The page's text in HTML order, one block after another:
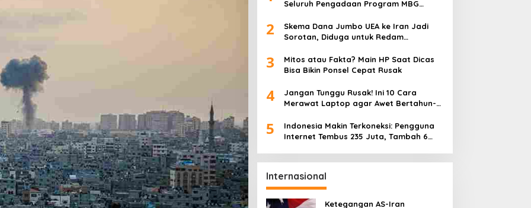
Seluruh Pengadaan Program MBG
2
Skema Dana Jumbo UEA ke Iran Jadi
Sorotan, Diduga untuk Redam
3
Mitos atau Fakta? Main HP Saat Dicas
Bisa Bikin Ponsel Cepat Rusak
4
Jangan Tunggu Rusak! Ini 10 Cara
Merawat Laptop agar Awet Bertahun-
5
Indonesia Makin Terkoneksi: Pengguna
Internet Tembus 235 Juta, Tambah 6
Internasional
Ketegangan AS-Iran